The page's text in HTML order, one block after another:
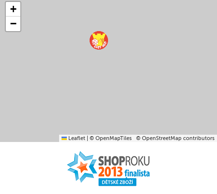
+
−
Leaflet © OpenMapTiles © OpenStreetMap contributors